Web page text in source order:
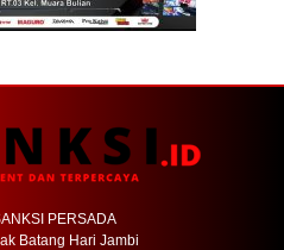
PERSADA
Batang Hari Jambi